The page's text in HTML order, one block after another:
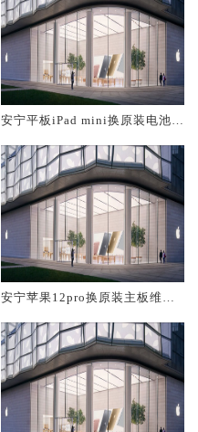
安宁平板iPad mini换原装电池维
安宁苹果12pro换原装主板维修